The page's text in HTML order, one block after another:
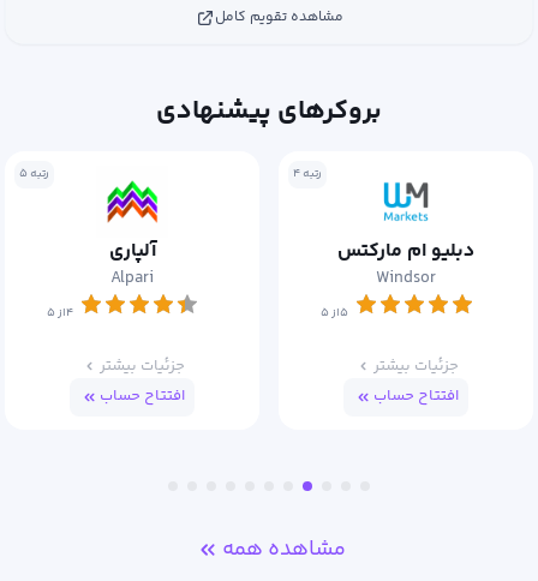
مشاهده تقویم کامل
بروکرهای پیشنهادی
رتبه ۵
آلپاری
Alpari
۴از ۵
جزئیات بیشتر
افتتاح حساب
رتبه ۶
اوپوفایننس
Opofinance
۴از ۵
جزئیات بیشتر
افتتاح حساب
مشاهده همه